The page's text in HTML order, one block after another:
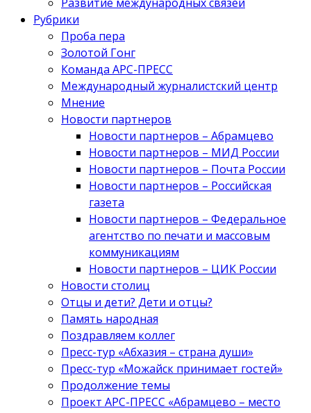
Рубрики
Проба пера
Золотой Гонг
Команда АРС-ПРЕСС
Международный журналистский центр
Мнение
Новости партнеров
Новости партнеров – Абрамцево
Новости партнеров – МИД России
Новости партнеров – Почта России
Новости партнеров – Российская
газета
Новости партнеров – Федеральное
агентство по печати и массовым
коммуникациям
Новости партнеров – ЦИК России
Новости столиц
Отцы и дети? Дети и отцы?
Память народная
Поздравляем коллег
Пресс-тур «Абхазия – страна души»
Пресс-тур «Можайск принимает гостей»
Продолжение темы
Проект АРС-ПРЕСС «Абрамцево – место